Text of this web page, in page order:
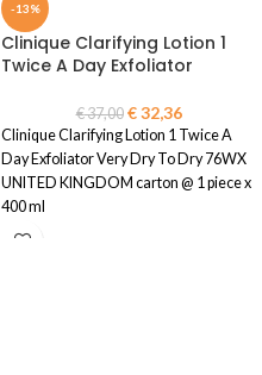
-13%
Clinique Clarifying Lotion 1
Twice A Day Exfoliator
€37,00 €32,36
Clinique Clarifying Lotion 1 Twice A
Day Exfoliator Very Dry To Dry 76WX
UNITED KINGDOM carton @ 1 piece x
400 ml